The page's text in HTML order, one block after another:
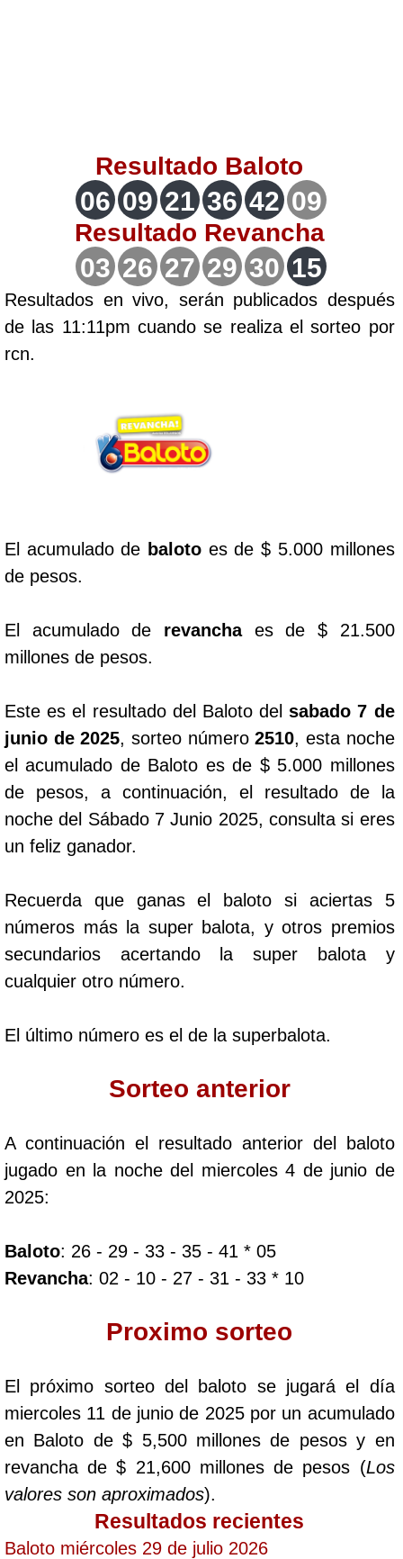
Lotería del Quindio
Lotería de Bogotá
Lotería de Risaralda
Lotería de Medellín
Lotería del Cauca
Extra de Colombia
Antioqueñita Tarde
Astro Sol
Astro Luna
Cafeterito Tarde
Caribeña Día
Caribeña Noche
Chontico Día
Chontico Noche
Culona día
Dorado Mañana
Fantástica Día
Fantástica Noche
Motilon Tarde
Resultado Baloto
06 09 21 36 42 09
Resultado Revancha
03 26 27 29 30 15
Resultados en vivo, serán publicados después
de las 11:11pm cuando se realiza el sorteo por
rcn.
El acumulado de baloto es de $ 5.000 millones
de pesos.
El acumulado de revanchaes de $ 21.500
millones de pesos.
Este es el resultado del Baloto delsabado 7 de
junio de 2025, sorteo número2510, esta noche
el acumulado de Baloto es de $ 5.000 millones
de pesos, a continuación, el resultado de la
noche del Sábado 7 Junio 2025, consulta si eres
un feliz ganador.
Recuerda que ganas el baloto si aciertas 5
números más la super balota, y otros premios
secundarios acertando la super balota y
cualquier otro número.
El último número es el de la superbalota.
Sorteo anterior
A continuación el resultado anterior del baloto
jugado en la noche del miercoles 4 de junio de
2025:
Baloto: 26 - 29 - 33 - 35 - 41 * 05
Revancha: 02 - 10 - 27 - 31 - 33 * 10
Proximo sorteo
El próximo sorteo del baloto se jugará el día
miercoles 11 de junio de 2025 por un acumulado
en Baloto de $ 5,500 millones de pesos y en
revancha de $ 21,600 millones de pesos (Los
valores son aproximados).
Resultados recientes
Baloto miércoles 29 de julio 2026